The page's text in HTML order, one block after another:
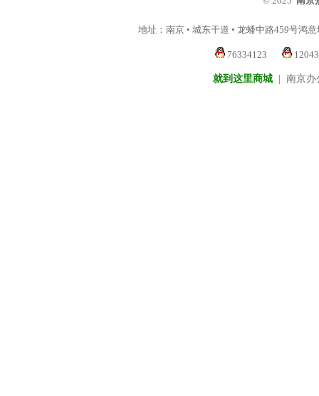
地址：南京 • 城东干道 • 龙蟠中路459号鸿
76334123
就到这里商城 南京办